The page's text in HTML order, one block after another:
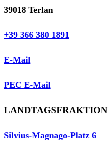
39018 Terlan
+39 366 380 1891
E-Mail
PEC E-Mail
LANDTAGSFRAKTION
Silvius-Magnago-Platz 6